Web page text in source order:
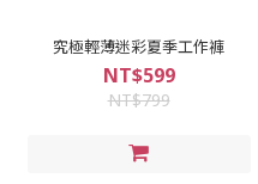
究極輕薄迷彩夏季工作褲
NT$599
NT$799